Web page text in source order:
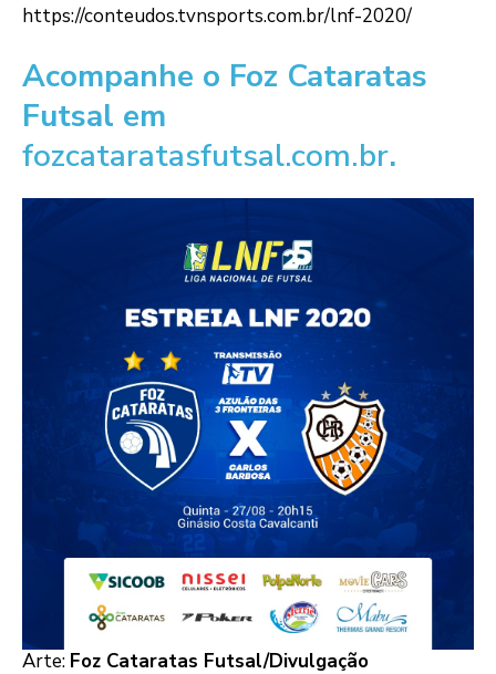
https://conteudos.tvnsports.com.br/lnf-2020/
Acompanhe o Foz Cataratas
Futsal em
fozcataratasfutsal.com.br.
Arte: Foz Cataratas Futsal/Divulgação